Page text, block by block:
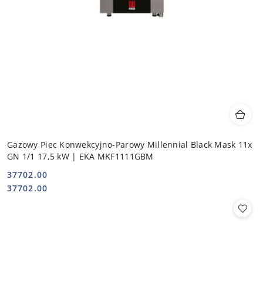
Gazowy Piec Konwekcyjno-Parowy Millennial Black Mask 11x
GN 1/1 17,5 kW | EKA MKF1111GBM
Cena:
37702.00
Cena:
37702.00